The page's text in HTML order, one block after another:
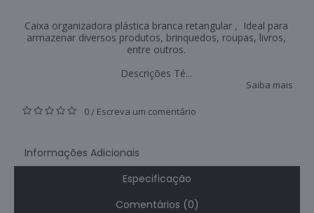
Caixa organizadora plástica branca retangular , Ideal para
armazenar diversos produtos, brinquedos, roupas, livros,
entre outros.
Descrições Té...
Saiba mais
0/ Escreva um comentário
Informações Adicionais
Especificação
Comentários (0)